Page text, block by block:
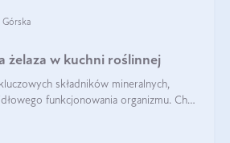
żelaza w kuchni roślinnej
składników mineralnych,
funkcjonowania organizmu. Choć